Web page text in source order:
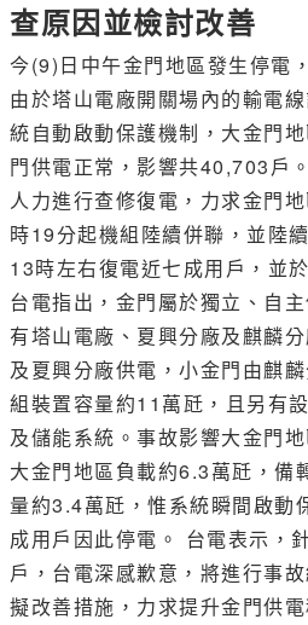
查原因並檢討改善
今(9)日中午金門地區發生停電
由於塔山電廠開關場內的輸電
統自動啟動保護機制，大金門
門供電正常，影響共40,703戶
人力進行查修復電，力求金門
時19分起機組陸續併聯，並陸
13時左右復電近七成用戶，並
台電指出，金門屬於獨立、自
有塔山電廠、夏興分廠及麒麟
及夏興分廠供電，小金門由麒
組裝置容量約11萬瓩，且另有
及儲能系統。事故影響大金門
大金門地區負載約6.3萬瓩，備
量約3.4萬瓩，惟系統瞬間啟動
成用戶因此停電。 台電表示，
戶，台電深感歉意，將進行事
擬改善措施，力求提升金門供